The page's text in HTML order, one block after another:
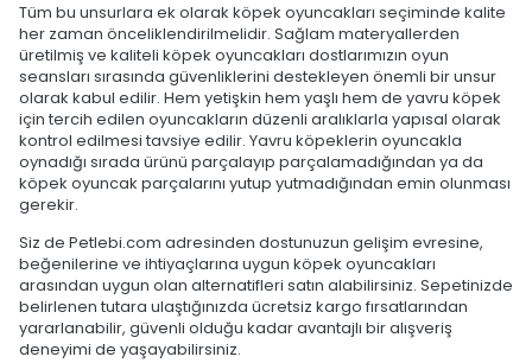
Tüm bu unsurlara ek olarak köpek oyuncakları seçiminde kalite
her zaman önceliklendirilmelidir. Sağlam materyallerden
üretilmiş ve kaliteli köpek oyuncakları dostlarımızın oyun
seansları sırasında güvenliklerini destekleyen önemli bir unsur
olarak kabul edilir. Hem yetişkin hem yaşlı hem de yavru köpek
için tercih edilen oyuncakların düzenli aralıklarla yapısal olarak
kontrol edilmesi tavsiye edilir. Yavru köpeklerin oyuncakla
oynadığı sırada ürünü parçalayıp parçalamadığından ya da
köpek oyuncak parçalarını yutup yutmadığından emin olunması
gerekir.
Siz de Petlebi.com adresinden dostunuzun gelişim evresine,
beğenilerine ve ihtiyaçlarına uygun köpek oyuncakları
arasından uygun olan alternatifleri satın alabilirsiniz. Sepetinizde
belirlenen tutara ulaştığınızda ücretsiz kargo fırsatlarından
yararlanabilir, güvenli olduğu kadar avantajlı bir alışveriş
deneyimi de yaşayabilirsiniz.